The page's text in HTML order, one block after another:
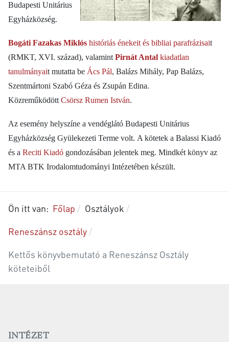
Budapesti Unitárius
Egyházközség.
Bogáti Fazakas Miklóshistóriás énekeit és bibliai parafrázisait
(RMKT, XVI. század), valamint Pirnát Antalkiadatlan
tanulmányait mutatta be Ács Pál, Balázs Mihály, Pap Balázs,
Szentmártoni Szabó Géza és Zsupán Edina.
Közreműködött Csörsz Rumen István.
Az esemény helyszíne a vendéglátó Budapesti Unitárius
Egyházközség Gyülekezeti Terme volt. A kötetek a Balassi Kiadó
és a Reciti Kiadógondozásában jelentek meg. Mindkét könyv az
MTA BTK Irodalomtudományi Intézetében készült.
Ön itt van: Főlap
Osztályok
Reneszánsz osztály
Kettős könyvbemutató a Reneszánsz Osztály
köteteiből
INTÉZET